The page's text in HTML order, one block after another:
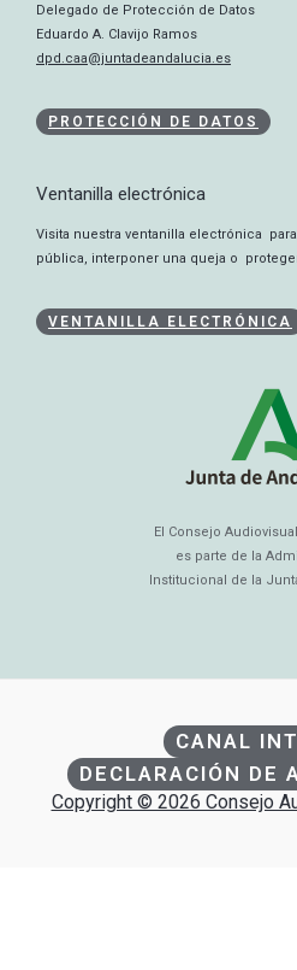
Delegado de Protección de Datos
Eduardo A. Clavijo Ramos
dpd.caa@juntadeandalucia.es
PROTECCIÓN DE DATOS
Ventanilla electrónica
Visita nuestra ventanilla electrónica
pública, interponer una queja o
VENTANILLA ELECTRÓNICA
El Consejo
es parte de la
Institucional de la
CANAL
DECLARACIÓN DE
Copyright © 2026 Consejo